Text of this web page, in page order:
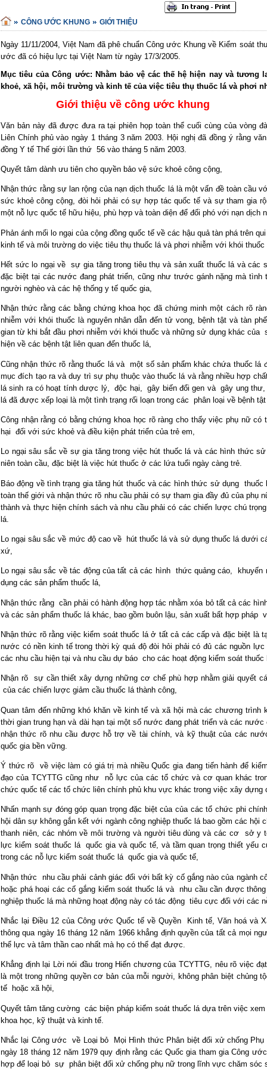
CÔNG ƯỚC KHUNG GIỚI THIỆU
Ngày 11/11/2004, Việt Nam đã phê chuẩn Công ước Khung về Kiểm soát
ước đã có hiệu lực tại Việt Nam từ ngày 17/3/2005.
Mục tiêu của Công ước: Nhằm bảo vệ các thế hệ hiện nay và tương
khoẻ, xã hội, môi trường và kinh tế của việc tiêu thụ thuốc lá và phơi
Giới thiệu về công ước khung
Văn bản này đã được đưa ra tại phiên họp toàn thể cuối cùng của vòng
Liên Chính phủ vào ngày 1 tháng 3 năm 2003. Hội nghị đã đồng ý rằng
đồng Y tế Thế giới lần thứ 56 vào tháng 5 năm 2003.
Quyết tâm dành ưu tiên cho quyền bảo vệ sức khoẻ công cộng,
Nhận thức rằng sự lan rộng của nạn dịch thuốc lá là một vấn đề toàn cầu
sức khoẻ công cộng, đòi hỏi phải có sự hợp tác quốc tế và sự tham gia
một nỗ lực quốc tế hữu hiệu, phù hợp và toàn diện để đối phó với nạn dịch
Phản ánh mối lo ngại của cộng đồng quốc tế về các hậu quả tàn phá trên
kinh tế và môi trường do việc tiêu thụ thuốc lá và phơi nhiễm với khói thuốc
Hết sức lo ngại về sự gia tăng trong tiêu thụ và sản xuất thuốc lá và các
đặc biệt tại các nước đang phát triển, cũng như trước gánh nặng mà tình
người nghèo và các hệ thống y tế quốc gia,
Nhận thức rằng các bằng chứng khoa học đã chứng minh một cách rõ
nhiễm với khói thuốc là nguyên nhân dẫn đến tử vong, bệnh tật và tàn
gian từ khi bắt đầu phơi nhiễm với khói thuốc và những sử dụng khác của
hiện về các bệnh tật liên quan đến thuốc lá,
Cũng nhận thức rõ rằng thuốc lá và một số sản phẩm khác chứa thuốc lá
mục đích tạo ra và duy trì sự phụ thuộc vào thuốc lá và rằng nhiều hợp
lá sinh ra có hoạt tính dược lý, độc hại, gây biến đổi gen và gây ung thư,
lá đã được xếp loại là một tình trạng rối loạn trong các phân loại về bệnh
Công nhận rằng có bằng chứng khoa học rõ ràng cho thấy việc phụ nữ
hại đối với sức khoẻ và điều kiện phát triển của trẻ em,
Lo ngại sâu sắc về sự gia tăng trong việc hút thuốc lá và các hình thức
niên toàn cầu, đặc biệt là việc hút thuốc ở các lứa tuổi ngày càng trẻ.
Báo động về tình trạng gia tăng hút thuốc và các hình thức sử dụng
toàn thế giới và nhận thức rõ nhu cầu phải có sự tham gia đầy đủ của phụ
thành và thực hiện chính sách và nhu cầu phải có các chiến lược chú
lá.
Lo ngại sâu sắc về mức độ cao về hút thuốc lá và sử dụng thuốc lá dưới
xứ,
Lo ngại sâu sắc về tác động của tất cả các hình thức quảng cáo,
dụng các sản phẩm thuốc lá,
Nhận thức rằng cần phải có hành động hợp tác nhằm xóa bỏ tất cả các
và các sản phẩm thuốc lá khác, bao gồm buôn lậu, sản xuất bất hợp pháp
Nhận thức rõ rằng việc kiểm soát thuốc lá ở tất cả các cấp và đặc biệt là
nước có nền kinh tế trong thời kỳ quá độ đòi hỏi phải có đủ các nguồn
các nhu cầu hiện tại và nhu cầu dự báo cho các hoạt động kiểm soát thuốc
Nhận rõ sự cần thiết xây dựng những cơ chế phù hợp nhằm giải quyết
của các chiến lược giảm cầu thuốc lá thành công,
Quan tâm đến những khó khăn về kinh tế và xã hội mà các chương trình
thời gian trung hạn và dài hạn tại một số nước đang phát triển và các
nhận thức rõ nhu cầu được hỗ trợ về tài chính, và kỹ thuật của các
quốc gia bền vững.
Ý thức rõ về việc làm có giá trị mà nhiều Quốc gia đang tiến hành để
đạo của TCYTTG cũng như nỗ lực của các tổ chức và cơ quan khác
chức quốc tế các tổ chức liên chính phủ khu vực khác trong việc xây dựng
Nhấn mạnh sự đóng góp quan trọng đặc biệt của của các tổ chức phi
hội dân sự không gắn kết với ngành công nghiệp thuốc lá bao gồm các
thanh niên, các nhóm về môi trường và người tiêu dùng và các cơ sở y
lực kiểm soát thuốc lá quốc gia và quốc tế, và tầm quan trọng thiết yếu
trong các nỗ lực kiểm soát thuốc lá quốc gia và quốc tế,
Nhận thức nhu cầu phải cảnh giác đối với bất kỳ cố gắng nào của ngành
hoặc phá hoại các cố gắng kiểm soát thuốc lá và nhu cầu cần được
nghiệp thuốc lá mà những hoạt động này có tác động tiêu cực đối với các
Nhắc lại Điều 12 của Công ước Quốc tế về Quyền Kinh tế, Văn hoá và
thông qua ngày 16 tháng 12 năm 1966 khẳng định quyền của tất cả mọi
thể lực và tâm thần cao nhất mà họ có thể đạt được.
Khẳng định lại Lời nói đầu trong Hiến chương của TCYTTG, nêu rõ việc
là một trong những quyền cơ bản của mỗi người, không phân biệt chủng
tế hoặc xã hội,
Quyết tâm tăng cường các biện pháp kiểm soát thuốc lá dựa trên việc
khoa học, kỹ thuật và kinh tế.
Nhắc lại Công ước về Loại bỏ Mọi Hình thức Phân biệt đối xử chống
ngày 18 tháng 12 năm 1979 quy định rằng các Quốc gia tham gia Công
hợp để loại bỏ sự phân biệt đối xử chống phụ nữ trong lĩnh vực chăm sóc